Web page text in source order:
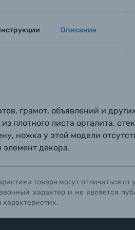
оборудование
очки
(Комиссионные товары)
Описание
грамот, объявлений и
плотного листа оргалита,
ножка у этой модели
элемент декора.
товара могут отличаться
характер и не является